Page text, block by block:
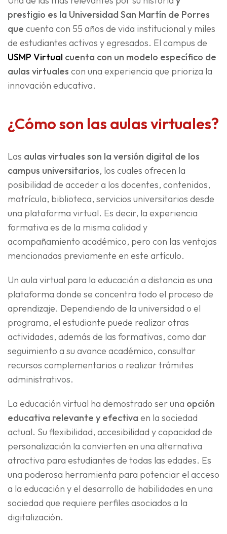
prestigio es la Universidad San Martín de Porres
que cuenta con 55 años de vida institucional y miles
de estudiantes activos y egresados. El campus de
USMP Virtual cuenta con un modelo específico de
aulas virtuales con una experiencia que prioriza la
innovación educativa.
¿Cómo son las aulas virtuales?
Las aulas virtuales son la versión digital de los
campus universitarios, los cuales ofrecen la
posibilidad de acceder a los docentes, contenidos,
matrícula, biblioteca, servicios universitarios desde
una plataforma virtual. Es decir, la experiencia
formativa es de la misma calidad y
acompañamiento académico, pero con las ventajas
mencionadas previamente en este artículo.
Un aula virtual para la educación a distancia es una
plataforma donde se concentra todo el proceso de
aprendizaje. Dependiendo de la universidad o el
programa, el estudiante puede realizar otras
actividades, además de las formativas, como dar
seguimiento a su avance académico, consultar
recursos complementarios o realizar trámites
administrativos.
La educación virtual ha demostrado ser una opción
educativa relevante y efectiva en la sociedad
actual. Su flexibilidad, accesibilidad y capacidad de
personalización la convierten en una alternativa
atractiva para estudiantes de todas las edades. Es
una poderosa herramienta para potenciar el acceso
a la educación y el desarrollo de habilidades en una
sociedad que requiere perfiles asociados a la
digitalización.